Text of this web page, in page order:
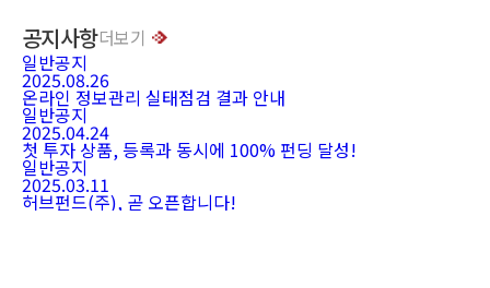
공지사항더보기
일반공지
2025.08.26
온라인 정보관리 실태점검 결과 안내
일반공지
2025.04.24
첫 투자 상품, 등록과 동시에 100% 펀딩 달성!
일반공지
2025.03.11
허브펀드(주), 곧 오픈합니다!